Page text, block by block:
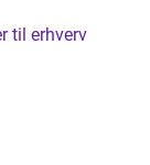
til erhverv